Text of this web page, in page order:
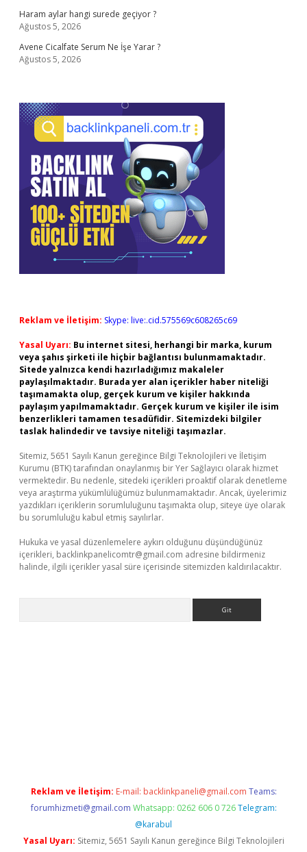
Haram aylar hangi surede geçiyor ?
Ağustos 5, 2026
Avene Cicalfate Serum Ne İşe Yarar ?
Ağustos 5, 2026
Reklam ve İletişim: Skype: live:.cid.575569c608265c69
Yasal Uyarı: Bu internet sitesi, herhangi bir marka, kurum
veya şahıs şirketi ile hiçbir bağlantısı bulunmamaktadır.
Sitede yalnızca kendi hazırladığımız makaleler
paylaşılmaktadır. Burada yer alan içerikler haber niteliği
taşımamakta olup, gerçek kurum ve kişiler hakkında
paylaşım yapılmamaktadır. Gerçek kurum ve kişiler ile isim
benzerlikleri tamamen tesadüfidir. Sitemizdeki bilgiler
taslak halindedir ve tavsiye niteliği taşımazlar.
Sitemiz, 5651 Sayılı Kanun gereğince Bilgi Teknolojileri ve İletişim
Kurumu (BTK) tarafından onaylanmış bir Yer Sağlayıcı olarak hizmet
vermektedir. Bu nedenle, sitedeki içerikleri proaktif olarak denetleme
veya araştırma yükümlülüğümüz bulunmamaktadır. Ancak, üyelerimiz
yazdıkları içeriklerin sorumluluğunu taşımakta olup, siteye üye olarak
bu sorumluluğu kabul etmiş sayılırlar.
Hukuka ve yasal düzenlemelere aykırı olduğunu düşündüğünüz
içerikleri, backlinkpanelicomtr@gmail.com adresine bildirmeniz
halinde, ilgili içerikler yasal süre içerisinde sitemizden kaldırılacaktır.
Reklam ve İletişim: E-mail: backlinkpaneli@gmail.com Teams:
forumhizmeti@gmail.com Whatsapp: 0262 606 0 726 Telegram:
@karabul
Yasal Uyarı: Sitemiz, 5651 Sayılı Kanun gereğince Bilgi Teknolojileri